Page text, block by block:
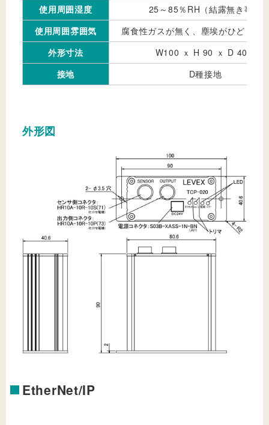
使用周囲湿度
25～85％RH（結露無き事）
使用周囲雰囲気
腐食性ガスが無く、塵埃がひどくな
外形寸法
W100 ｘ H 90 ｘ D 40.6
接地
D種接地
外形図
EtherNet/IP